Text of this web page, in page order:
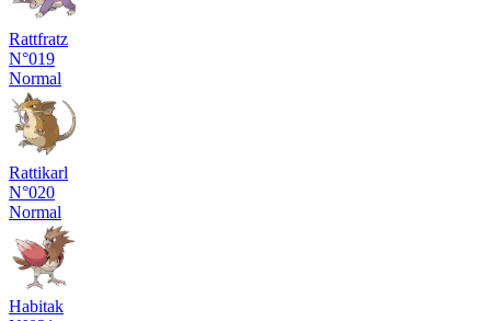
Rattfratz
N°019
Normal
Rattikarl
N°020
Normal
Habitak